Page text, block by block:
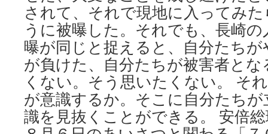
されて、それで現地に入ってみ
うに被曝した。それでも、長崎
曝が同じと捉えると、自分たち
が負けた、自分たちが被害者と
くない。そう思いたくない。 そ
が意識するか。そこに自分たち
識を見抜くことができる。 安倍